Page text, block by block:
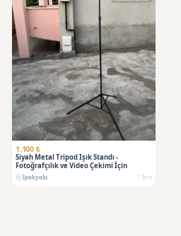
1.100 ₺
Siyah Metal Tripod Işık Standı -
Fotoğrafçılık ve Video Çekimi İçin
İpekyolu 1 Tem